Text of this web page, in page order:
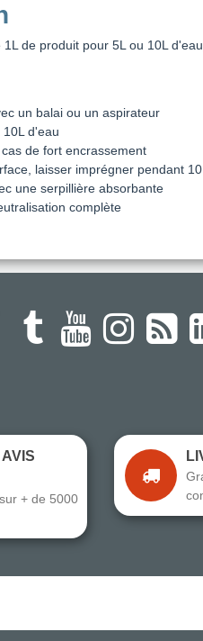
de produit pour 5L ou 10L
un balai ou un aspirateur
d'eau
de fort encrassement
laisser imprégner pendant
une serpillière absorbante
complète
+ de 5000